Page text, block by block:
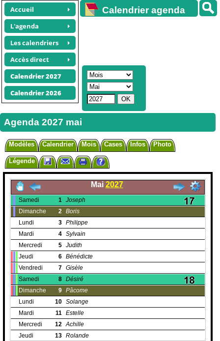
Accueil
L'agenda
Les calendriers
Accès direct
Calendrier 2027
Calendrier 2026
Calendrier agenda
Agenda 2027 mai
Modèles Calendrier Mois Cases Infos Photo
Légende
Mai 2027
Samedi 1 Joseph
Dimanche
2 Boris
Lundi
3 Philippe
Mardi
4 Sylvain
Mercredi
5 Judith
Jeudi
6 Bénédicte
Vendredi
7 Gisèle
Samedi
8 Désiré
Dimanche
9 Pâcome
Lundi
10 Solange
Mardi
11 Estelle
Mercredi
12 Achille
Jeudi
13 Rolande